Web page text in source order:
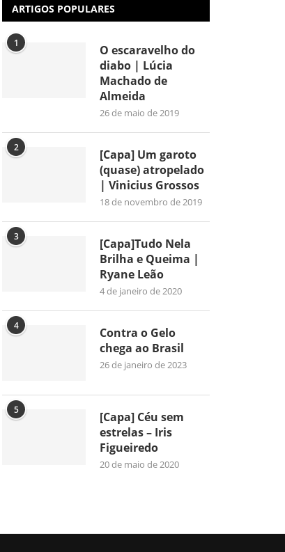
ARTIGOS POPULARES
1
O escaravelho do
diabo | Lúcia
Machado de
Almeida
26 de maio de 2019
2
[Capa] Um garoto
(quase) atropelado
| Vinicius Grossos
18 de novembro de 2019
3
[Capa]Tudo Nela
Brilha e Queima |
Ryane Leão
4 de janeiro de 2020
4
Contra o Gelo
chega ao Brasil
26 de janeiro de 2023
5
[Capa] Céu sem
estrelas – Iris
Figueiredo
20 de maio de 2020